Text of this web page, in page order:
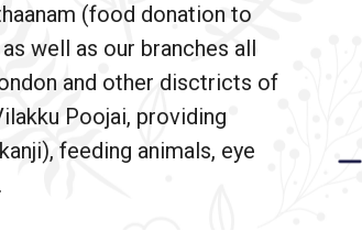
(food donation to
well as our branches all
and other disctricts of
Poojai, providing
feeding animals, eye